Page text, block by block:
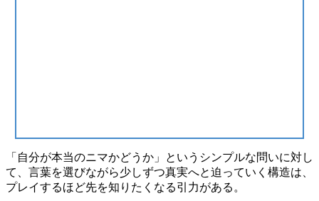
「自分が本当のニマかどうか」というシンプルな問いに対し
て、言葉を選びながら少しずつ真実へと迫っていく構造は、
プレイするほど先を知りたくなる引力がある。